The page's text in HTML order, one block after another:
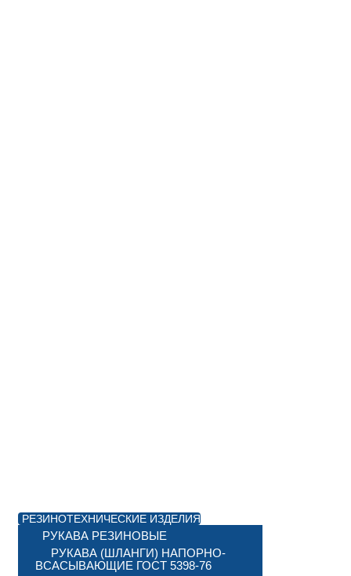
РЕЗИНОТЕХНИЧЕСКИЕ ИЗДЕЛИЯ
РУКАВА РЕЗИНОВЫЕ
РУКАВА (ШЛАНГИ) НАПОРНО-
ВСАСЫВАЮЩИЕ ГОСТ 5398-76